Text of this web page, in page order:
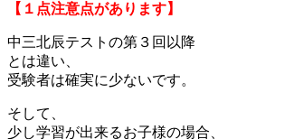
【１点注意点があります】
中三北辰テストの第３回以降
とは違い、
受験者は確実に少ないです。
そして、
少し学習が出来るお子様の場合、